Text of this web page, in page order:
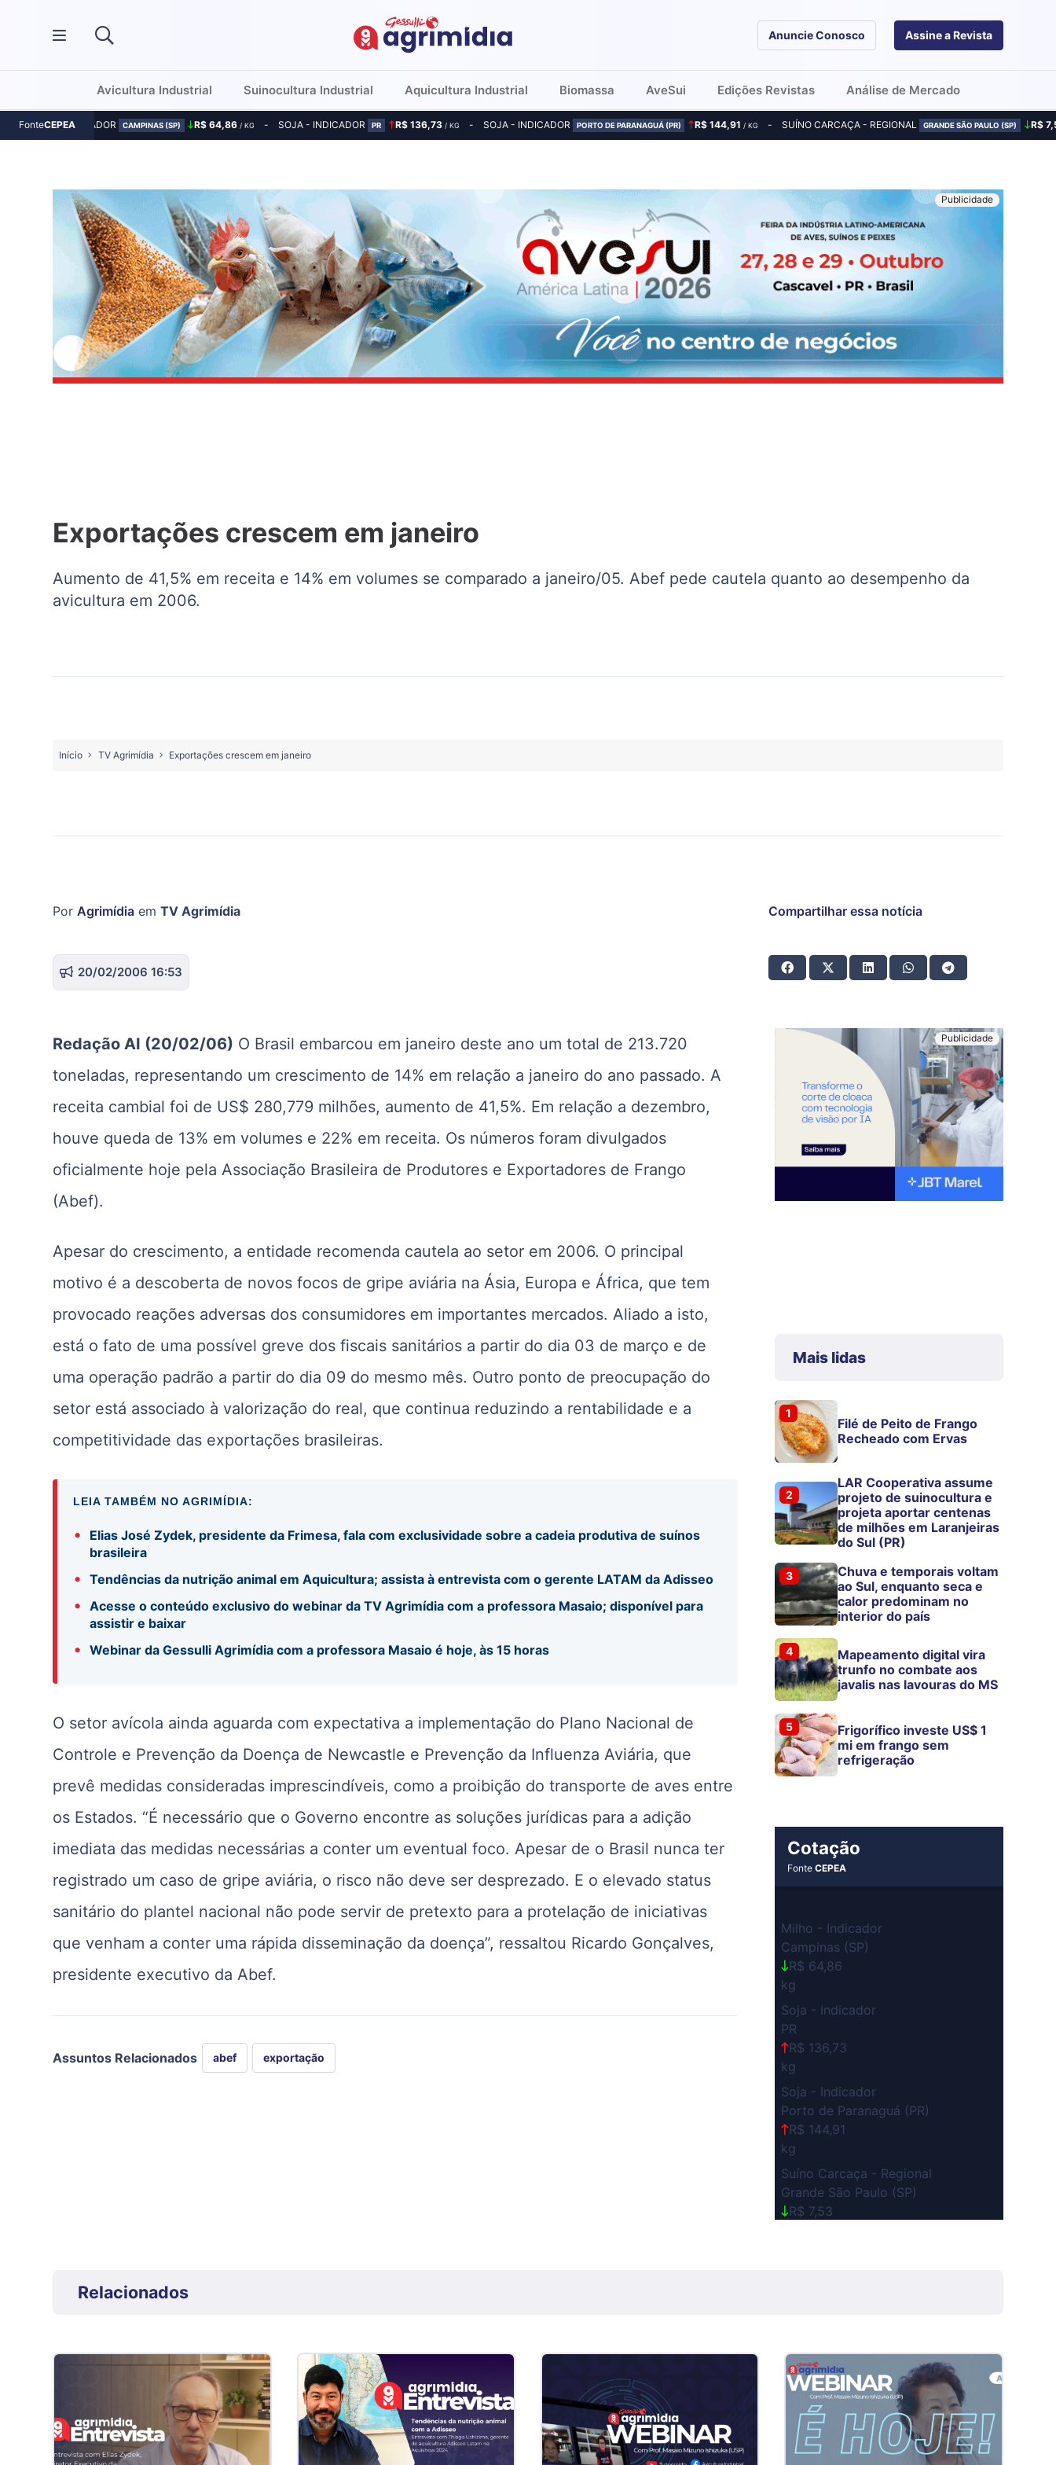
Anuncie Conosco Assine a Revista
Avicultura Industrial Suinocultura Industrial Aquicultura Industrial Biomassa AveSui Edições Revistas Análise de Mercado
FonteCEPEA
MILHO - INDICADOR CAMPINAS (SP) R$ 64,86 / KG SOJA - INDICADOR PR R$ 136,73/ KG SOJA - INDICADOR PORTO DE PARANAGUÁ (PR) R$ 144,91 / KG SUÍNO CARCAÇA - REGIONAL GRANDE SÃO PAULO (SP) R$
Exportações crescem em janeiro
Aumento de 41,5% em receita e 14% em volumes se comparado a janeiro/05. Abef pede cautela quanto ao desempenho da
avicultura em 2006.
Início TV Agrimídia Exportações crescem em janeiro
Por Agrimídia em TV Agrimídia
20/02/2006 16:53
Compartilhar essa notícia
Redação AI (20/02/06) O Brasil embarcou em janeiro deste ano um total de 213.720
toneladas, representando um crescimento de 14% em relação a janeiro do ano passado. A
receita cambial foi de US$ 280,779 milhões, aumento de 41,5%. Em relação a dezembro,
houve queda de 13% em volumes e 22% em receita. Os números foram divulgados
oficialmente hoje pela Associação Brasileira de Produtores e Exportadores de Frango
(Abef).
Apesar do crescimento, a entidade recomenda cautela ao setor em 2006. O principal
motivo é a descoberta de novos focos de gripe aviária na Ásia, Europa e África, que tem
provocado reações adversas dos consumidores em importantes mercados. Aliado a isto,
está o fato de uma possível greve dos fiscais sanitários a partir do dia 03 de março e de
uma operação padrão a partir do dia 09 do mesmo mês. Outro ponto de preocupação do
setor está associado à valorização do real, que continua reduzindo a rentabilidade e a
competitividade das exportações brasileiras.
LEIA TAMBÉM NO AGRIMÍDIA:
•
Elias José Zydek, presidente da Frimesa, fala com exclusividade sobre a cadeia produtiva de suínos
brasileira
• Tendências da nutrição animal em Aquicultura; assista à entrevista com o gerente LATAM da Adisseo
•
Acesse o conteúdo exclusivo do webinar da TV Agrimídia com a professora Masaio; disponível para
assistir e baixar
• Webinar da Gessulli Agrimídia com a professora Masaio é hoje, às 15 horas
O setor avícola ainda aguarda com expectativa a implementação do Plano Nacional de
Controle e Prevenção da Doença de Newcastle e Prevenção da Influenza Aviária, que
prevê medidas consideradas imprescindíveis, como a proibição do transporte de aves entre
os Estados. “É necessário que o Governo encontre as soluções jurídicas para a adição
imediata das medidas necessárias a conter um eventual foco. Apesar de o Brasil nunca ter
registrado um caso de gripe aviária, o risco não deve ser desprezado. E o elevado status
sanitário do plantel nacional não pode servir de pretexto para a protelação de iniciativas
que venham a conter uma rápida disseminação da doença”, ressaltou Ricardo Gonçalves,
presidente executivo da Abef.
Assuntos Relacionados abef exportação
Mais lidas
1
Filé de Peito de Frango
Recheado com Ervas
2
LAR Cooperativa assume
projeto de suinocultura e
projeta aportar centenas
de milhões em Laranjeiras
do Sul (PR)
3
Chuva e temporais voltam
ao Sul, enquanto seca e
calor predominam no
interior do país
4
Mapeamento digital vira
trunfo no combate aos
javalis nas lavouras do MS
5
Frigorífico investe US$ 1
mi em frango sem
refrigeração
Cotação
FonteCEPEA
Milho - Indicador
Campinas (SP)
R$ 64,86
kg
Soja - Indicador
PR
R$ 136,73
kg
Soja - Indicador
Porto de Paranaguá (PR)
R$ 144,91
kg
Suíno Carcaça - Regional
Grande São Paulo (SP)
R$ 7,53
MG
R$ 5,07
kg
Suíno - Estadual
PR
R$ 4,53
Relacionados